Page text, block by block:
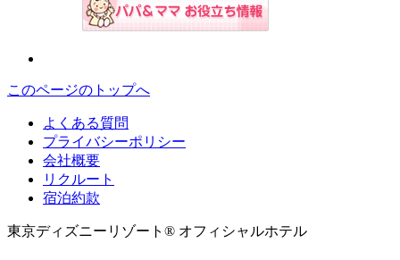
このページのトップへ
よくある質問
プライバシーポリシー
会社概要
リクルート
宿泊約款
東京ディズニーリゾート® オフィシャルホテル